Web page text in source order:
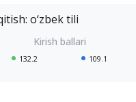
o‘zbek tili
132.2 109.1